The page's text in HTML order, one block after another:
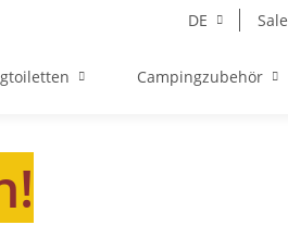
DE Sale
Campingzubehör